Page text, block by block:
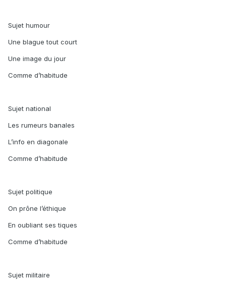
Sujet humour
Une blague tout court
Une image du jour
Comme d’habitude
Sujet national
Les rumeurs banales
L’info en diagonale
Comme d’habitude
Sujet politique
On prône l’éthique
En oubliant ses tiques
Comme d’habitude
Sujet militaire